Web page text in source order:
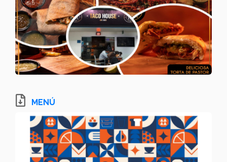
MENÚ